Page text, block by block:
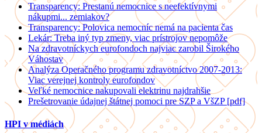
Transparency: Prestanú nemocnice s neefektívnymi
nákupmi... zemiakov?
Transparency: Polovica nemocníc nemá na pacienta čas
Lekár: Treba iný typ zmeny, viac prístrojov nepomôže
Na zdravotníckych eurofondoch najviac zarobil Širokého
Váhostav
Analýza Operačného programu zdravotníctvo 2007-2013:
Viac verejnej kontroly eurofondov
Veľké nemocnice nakupovali elektrinu najdrahšie
Prešetrovanie údajnej štátnej pomoci pre SZP a VšZP [pdf]
HPI v médiách